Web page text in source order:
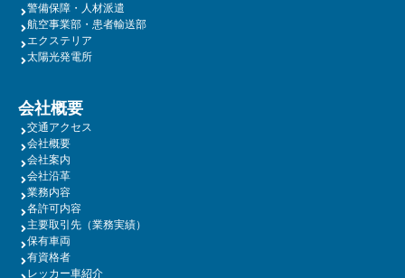
警備保障・人材派遣
航空事業部・患者輸送部
エクステリア
太陽光発電所
会社概要
交通アクセス
会社概要
会社案内
会社沿革
業務内容
各許可内容
主要取引先（業務実績）
保有車両
有資格者
レッカー車紹介